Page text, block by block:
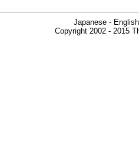
Japanese -
Copyright 2002 - 2015